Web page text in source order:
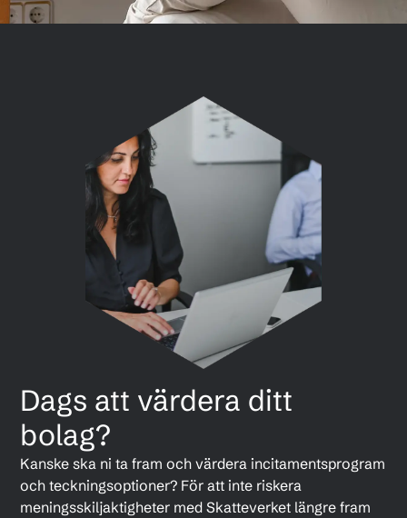
Dags att värdera ditt
bolag?
Kanske ska ni ta fram och värdera incitamentsprogram
och teckningsoptioner? För att inte riskera
meningsskiljaktigheter med Skatteverket längre fram